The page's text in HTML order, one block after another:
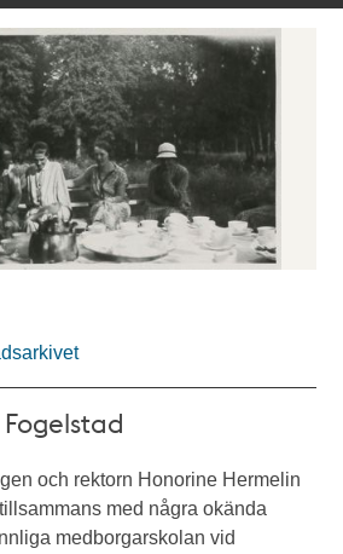
och rektorn Honorine Hermelin
med några okända
medborgarskolan vid